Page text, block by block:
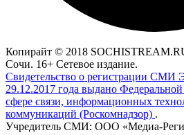
Копирайт © 2018
Сочи. 16+ Сетевое издание.
Свидетельство о регистрации
29.12.2017 года выдано
сфере связи, информационных
коммуникаций (Роскомнадзор) .
Учредитель СМИ: ООО «Медиа-